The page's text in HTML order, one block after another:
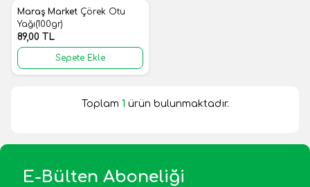
Yeni
Favorilere Ekle
Maraş Market Çörek Otu
Yağı(100gr)
89,00 TL
Sepete Ekle
Toplam 1 ürün bulunmaktadır.
E-Bülten Aboneliği